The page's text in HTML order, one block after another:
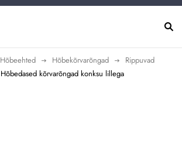
Hõbeehted Hõbekõrvarõngad
Rippuvad
Hõbedased kõrvarõngad konksu lillega